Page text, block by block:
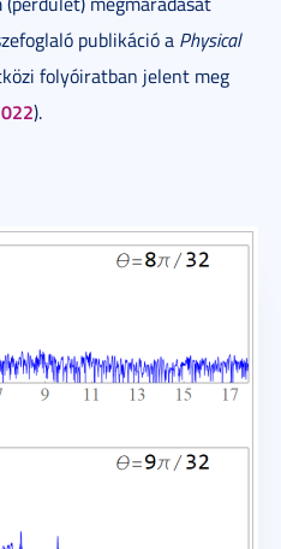
publikáció a Physical
folyóiratban jelent meg
).